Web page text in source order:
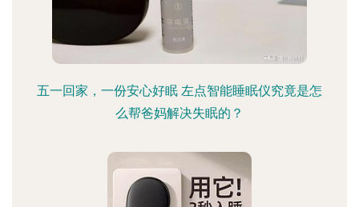
五一回家，一份安心好眠 左点智能睡眠仪究竟是怎
么帮爸妈解决失眠的？